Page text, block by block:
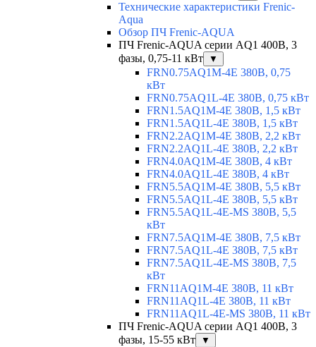
Технические характеристики Frenic-
Aqua
Обзор ПЧ Frenic-AQUA
ПЧ Frenic-AQUA серии AQ1 400В, 3
фазы, 0,75-11 кВт
▼
FRN0.75AQ1M-4E 380В, 0,75
кВт
FRN0.75AQ1L-4E 380В, 0,75 кВт
FRN1.5AQ1M-4E 380В, 1,5 кВт
FRN1.5AQ1L-4E 380В, 1,5 кВт
FRN2.2AQ1M-4E 380В, 2,2 кВт
FRN2.2AQ1L-4E 380В, 2,2 кВт
FRN4.0AQ1M-4E 380В, 4 кВт
FRN4.0AQ1L-4E 380В, 4 кВт
FRN5.5AQ1M-4E 380В, 5,5 кВт
FRN5.5AQ1L-4E 380В, 5,5 кВт
FRN5.5AQ1L-4E-MS 380В, 5,5
кВт
FRN7.5AQ1M-4E 380В, 7,5 кВт
FRN7.5AQ1L-4E 380В, 7,5 кВт
FRN7.5AQ1L-4E-MS 380В, 7,5
кВт
FRN11AQ1M-4E 380В, 11 кВт
FRN11AQ1L-4E 380В, 11 кВт
FRN11AQ1L-4E-MS 380В, 11 кВт
ПЧ Frenic-AQUA серии AQ1 400В, 3
фазы, 15-55 кВт
▼